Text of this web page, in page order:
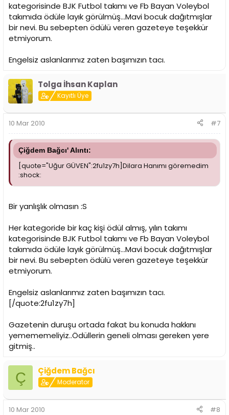
kategorisinde BJK Futbol takımı ve Fb Bayan Voleybol
takımıda ödüle layık görülmüş...Mavi bocuk dağıtmışlar
bir nevi. Bu sebepten ödülü veren gazeteye teşekkür
etmiyorum.
Engelsiz aslanlarımız zaten başımızın tacı.
Tolga İhsan Kaplan
Kayıtlı Üye
10 Mar 2010 #7
Çiğdem Bağcı' Alıntı:
[quote="Uğur GÜVEN":2fu1zy7h]Dilara Hanımı göremedim
:shock:
Bir yanlışlık olmasın :S
Her kategoride bir kaç kişi ödül almış, yılın takımı
kategorisinde BJK Futbol takımı ve Fb Bayan Voleybol
takımıda ödüle layık görülmüş...Mavi bocuk dağıtmışlar
bir nevi. Bu sebepten ödülü veren gazeteye teşekkür
etmiyorum.
Engelsiz aslanlarımız zaten başımızın tacı.
[/quote:2fu1zy7h]
Gazetenin duruşu ortada fakat bu konuda hakkını
yemememeliyiz..Ödüllerin geneli olması gereken yere
gitmiş..
Ç Çiğdem Bağcı
Moderator
10 Mar 2010 #8